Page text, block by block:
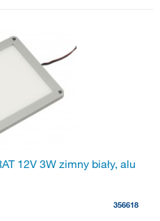
12V 3W zimny biały, alu
356618